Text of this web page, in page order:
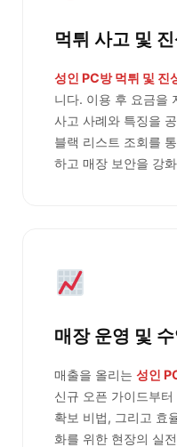
먹튀 사고 및
성인 PC방 먹튀 및 진
니다. 이용 후 요금을
사고 사례와 특징을
블랙 리스트 조회를
하고 매장 보안을 강
매장 운영 및
매출을 올리는 성인
신규 오픈 가이드부
확보 비법, 그리고 효
화를 위한 현장의 실